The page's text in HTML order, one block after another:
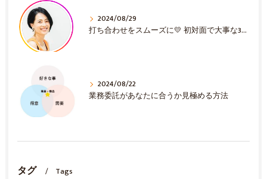
2024/08/29
打ち合わせをスムーズに💛 初対面で大事な3選！
2024/08/22
業務委託があなたに合うか見極める方法
タグ Tags